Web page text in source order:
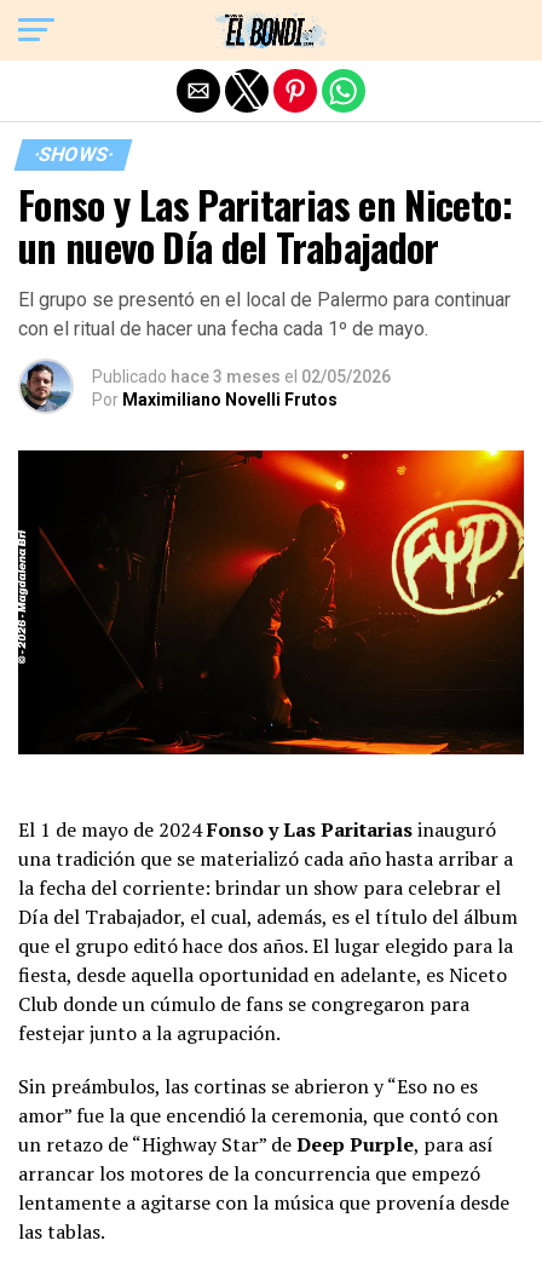
·SHOWS·
Fonso y Las Paritarias en Niceto:
un nuevo Día del Trabajador
El grupo se presentó en el local de Palermo para continuar
con el ritual de hacer una fecha cada 1º de mayo.
Publicado hace 3 meses el 02/05/2026
Por Maximiliano Novelli Frutos
El 1 de mayo de 2024Fonso y Las Paritariasinauguró
una tradición que se materializó cada año hasta arribar a
la fecha del corriente: brindar un show para celebrar el
Día del Trabajador, el cual, además, es el título del álbum
que el grupo editó hace dos años. El lugar elegido para la
fiesta, desde aquella oportunidad en adelante, es Niceto
Club donde un cúmulo de fans se congregaron para
festejar junto a la agrupación.
Sin preámbulos, las cortinas se abrieron y “Eso no es
amor” fue la que encendió la ceremonia, que contó con
un retazo de “Highway Star” deDeep Purple, para así
arrancar los motores de la concurrencia que empezó
lentamente a agitarse con la música que provenía desde
las tablas.
Exit mobile version